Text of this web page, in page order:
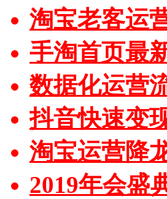
淘宝老客运
手淘首页最
数据化运营
抖音快速变
淘宝运营降
2019年会盛